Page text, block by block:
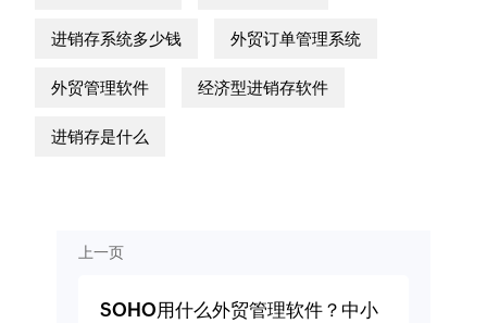
进销存系统多少钱 外贸订单管理系统
外贸管理软件 经济型进销存软件
进销存是什么
上一页
SOHO用什么外贸管理软件？中小